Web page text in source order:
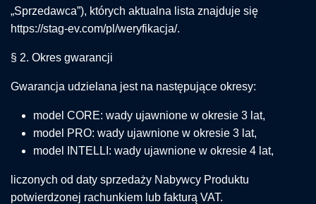
„Sprzedawca”), których aktualna lista znajduje się
https://stag-ev.com/pl/weryfikacja/.
§ 2. Okres gwarancji
Gwarancja udzielana jest na następujące okresy:
model CORE: wady ujawnione w okresie 3 lat,
model PRO: wady ujawnione w okresie 3 lat,
model INTELLI: wady ujawnione w okresie 4 lat,
liczonych od daty sprzedaży Nabywcy Produktu
potwierdzonej rachunkiem lub fakturą VAT.